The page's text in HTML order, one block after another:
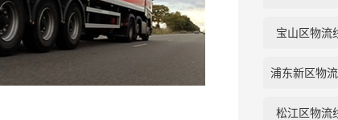
宝山区物流
浦东新区物
松江区物流